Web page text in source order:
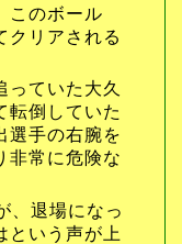
このボール
クリアされる
っていた大久
転倒していた
選手の右腕を
非常に危険な
、退場になっ
という声が上